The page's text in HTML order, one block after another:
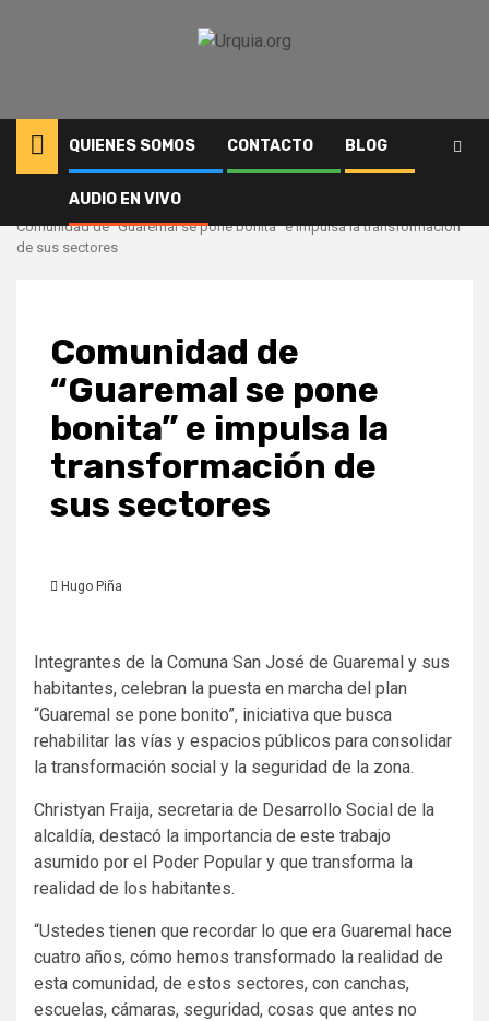
QUIENES SOMOS CONTACTO BLOG
AUDIO EN VIVO
Comunidad
Comunidad de “Guaremal se pone bonita” e impulsa la transformación
de sus sectores
Comunidad de
“Guaremal se pone
bonita” e impulsa la
transformación de
sus sectores
Hugo Piña
Integrantes de la Comuna San José de Guaremal y sus
habitantes, celebran la puesta en marcha del plan
“Guaremal se pone bonito”, iniciativa que busca
rehabilitar las vías y espacios públicos para consolidar
la transformación social y la seguridad de la zona.
Christyan Fraija, secretaria de Desarrollo Social de la
alcaldía, destacó la importancia de este trabajo
asumido por el Poder Popular y que transforma la
realidad de los habitantes.
“Ustedes tienen que recordar lo que era Guaremal hace
cuatro años, cómo hemos transformado la realidad de
esta comunidad, de estos sectores, con canchas,
escuelas, cámaras, seguridad, cosas que antes no